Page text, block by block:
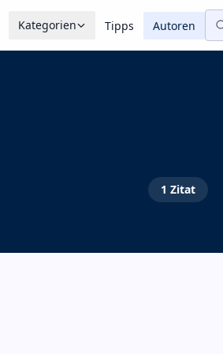
Kategorien Tipps Autoren
1 Zitat